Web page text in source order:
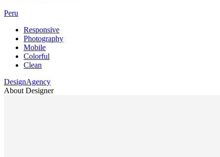
Peru
Responsive
Photography
Mobile
Colorful
Clean
DesignAgency
About Designer